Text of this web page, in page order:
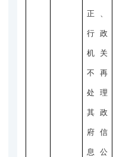
正、
行政
机关
不再
处理
其政
府信
息公